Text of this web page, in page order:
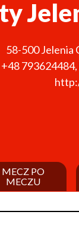
58-500Jelenia
+48 793624484,
MECZ PO
MECZU